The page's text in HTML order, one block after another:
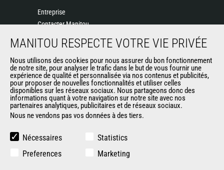
Entreprise
Contacter Manitou
Politique de protection des données
Evénements
Actualités
Historique
AUTRES SITES DU GROUPE
Manitou Group
Used Manitou Machines
MANITOU RESPECTE VOTRE VIE PRIVÉE
Nous utilisons des cookies pour nous assurer du bon fonctionnement
de notre site, pour analyser le trafic dans le but de vous fournir une
expérience de qualité et personnalisée via nos contenus et publicités,
pour proposer de nouvelles fonctionnalités et utiliser celles
disponibles sur les réseaux sociaux. Nous partageons donc des
informations quant à votre navigation sur notre site avec nos
partenaires analytiques, publicitaires et de réseaux sociaux.
Nous ne vendons pas vos données à des tiers.
Nécessaires
Statistics
Preferences
Marketing